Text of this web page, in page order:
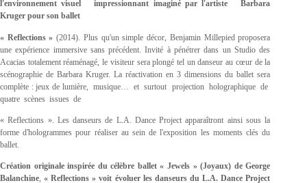
l'environnement visuel impressionnant imaginé par l'artiste Barbara
Kruger pour son ballet
« Reflections »(2014). Plus qu'un simple décor, Benjamin Millepied proposera
une expérience immersive sans précédent. Invité à pénétrer dans un Studio des
Acacias totalement réaménagé, le visiteur sera plongé tel un danseur au cœur de la
scénographie de Barbara Kruger. La réactivation en 3 dimensions du ballet sera
complète : jeux de lumière, musique… et surtout projection holographique de
quatre scènes issues de
« Reflections ». Les danseurs de L.A. Dance Project apparaîtront ainsi sous la
forme d'hologrammes pour réaliser au sein de l'exposition les moments clés du
ballet.
Création originale inspirée du célèbre ballet « Jewels » (Joyaux) de George
Balanchine,« Reflections » voit évoluer les danseurs du L.A. Dance Project